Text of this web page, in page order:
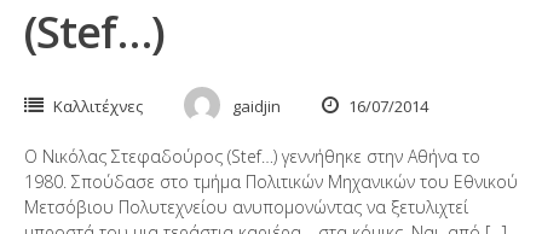
(Stef…)
Καλλιτέχνες gaidjin 16/07/2014
Ο Νικόλας Στεφαδούρος (Stef…) γεννήθηκε στην Αθήνα το
1980. Σπούδασε στο τμήμα Πολιτικών Μηχανικών του Εθνικού
Μετσόβιου Πολυτεχνείου ανυπομονώντας να ξετυλιχτεί